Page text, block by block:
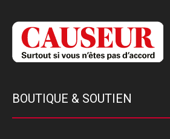
BOUTIQUE & SOUTIEN